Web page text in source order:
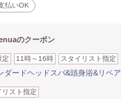
払いOK
のクーポン
定 11時～16時 スタイリスト指定
ダードヘッドスパ&頭身浴&リペ
リスト指定